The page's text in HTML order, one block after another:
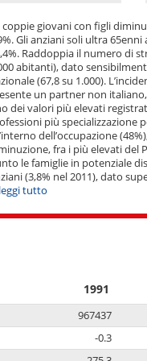
coppie giovani con figli
Gli anziani soli ultra
Raddoppia il numero di
abitanti), dato
(67,8 su 1.000).
un partner non
dei valori più elevati
più specializzazione
dell’occupazione
fra i più elevati del
le famiglie in potenziale
(3,8% nel 2011), dato
tutto
1991
967437
-0.3